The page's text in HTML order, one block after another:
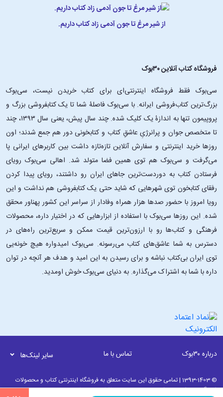
از شیر مرغ تا جون آدمی زاد کتاب داریم.
فروشگاه کتاب آنلاین ۳۰بوک
سی‌بوک فقط فروشگاه اینترنتی‌ای برای کتاب خریدن نیست، سی‌بوک
بزرگ‌ترین کتاب‌فروشی ایرانه. با سی‌بوک فاصلۀ شما تا یک کتابفروشی بزرگ و
پروپیمون تنها به اندازۀ یک کلیک شده. چند سال پیش، یعنی سال ۱۳۹۳، چند
تا متخصص جوان و پرانرژیِ عاشقِ کتاب و کتابخونی دور هم جمع شدند؛ اون‌
روزها خرید اینترنتی و سفارش آنلاین تازه‌تازه داشت بین کاربرهای ایرانی پا
می‌گرفت و سی‌بوک هم توی همین فضا متولد شد. اهالی سی‌بوک رویای
فرستادن کتاب به دوردست‌ترین جاهای ایران رو داشتند، رویای پیدا کردن
رفقای کتابخون توی شهرهایی که شاید حتی یک کتابفروشی هم نداشت و این
رویا امروز با حضور صدها هزار همراه وفادار از سراسر این کشور پهناور محقق
شده. این ‌روزها سی‌بوک با استفاده از ابزارهایی که در اختیار داره، محصولات
فرهنگی و کتاب‌ها رو با ارزون‌ترین قیمت ممکن و سریع‌ترین راه‌های در
دسترس به شما عاشق‌های کتاب می‌رسونه. سی‌بوک امیدواره هیچ خونه‌یی
توی ایران بی‌کتاب نباشه و برای رسیدن به این امید و هدف هر آنچه در توان
داره با شما به اشتراک می‌گذاره. به دنیای سی‌بوک خوش اومدید.
درباره ۳۰بوک تماس با ما سایر لینک‌ها
© 1393-1403 | تمامی حقوق این سایت متعلق به فروشگاه اینترنتی کتاب و محصولات
فرهنگی 30بوک می باشد. | به روز رسانی نرم افزاری 12 مرداد ماه 1405 ساعت 00:45